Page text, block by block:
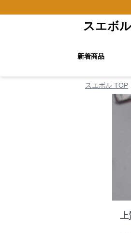
スエボル
新着商品
スエボル TOP
上